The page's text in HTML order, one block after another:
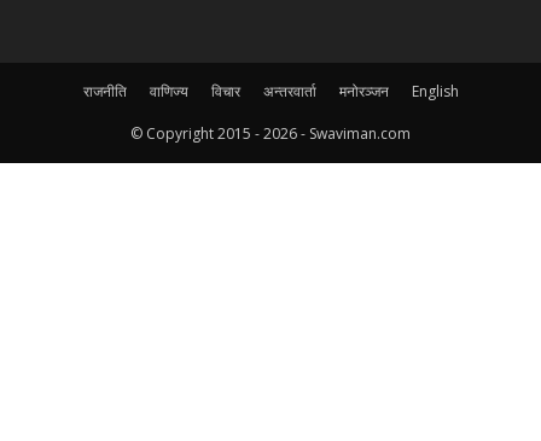
राजनीति वाणिज्य विचार अन्तरवार्ता मनोरञ्जन English
© Copyright 2015 -2026 - Swaviman.com